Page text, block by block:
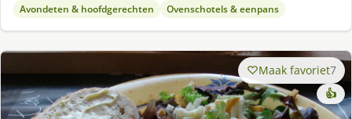
Avondeten & hoofdgerechten Ovenschotels & eenpans
Maak favoriet7
👍